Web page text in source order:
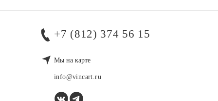
+7 (812) 374 56 15
Мы на карте
info@vincart.ru